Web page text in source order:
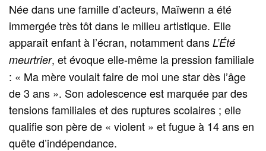
Née dans une famille d’acteurs, Maïwenn a été
immergée très tôt dans le milieu artistique. Elle
apparaît enfant à l’écran, notamment dansL’Été
meurtrier, et évoque elle-même la pression familiale
: « Ma mère voulait faire de moi une star dès l’âge
de 3 ans ». Son adolescence est marquée par des
tensions familiales et des ruptures scolaires ; elle
qualifie son père de « violent » et fugue à 14 ans en
quête d’indépendance.